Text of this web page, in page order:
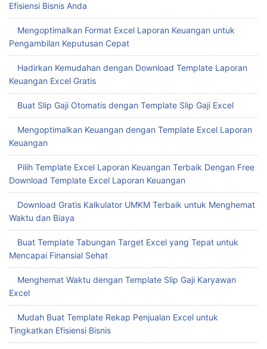
Efisiensi Bisnis Anda
Mengoptimalkan Format Excel Laporan Keuangan untuk
Pengambilan Keputusan Cepat
Hadirkan Kemudahan dengan Download Template Laporan
Keuangan Excel Gratis
Buat Slip Gaji Otomatis dengan Template Slip Gaji Excel
Mengoptimalkan Keuangan dengan Template Excel Laporan
Keuangan
Pilih Template Excel Laporan Keuangan Terbaik Dengan Free
Download Template Excel Laporan Keuangan
Download Gratis Kalkulator UMKM Terbaik untuk Menghemat
Waktu dan Biaya
Buat Template Tabungan Target Excel yang Tepat untuk
Mencapai Finansial Sehat
Menghemat Waktu dengan Template Slip Gaji Karyawan
Excel
Mudah Buat Template Rekap Penjualan Excel untuk
Tingkatkan Efisiensi Bisnis